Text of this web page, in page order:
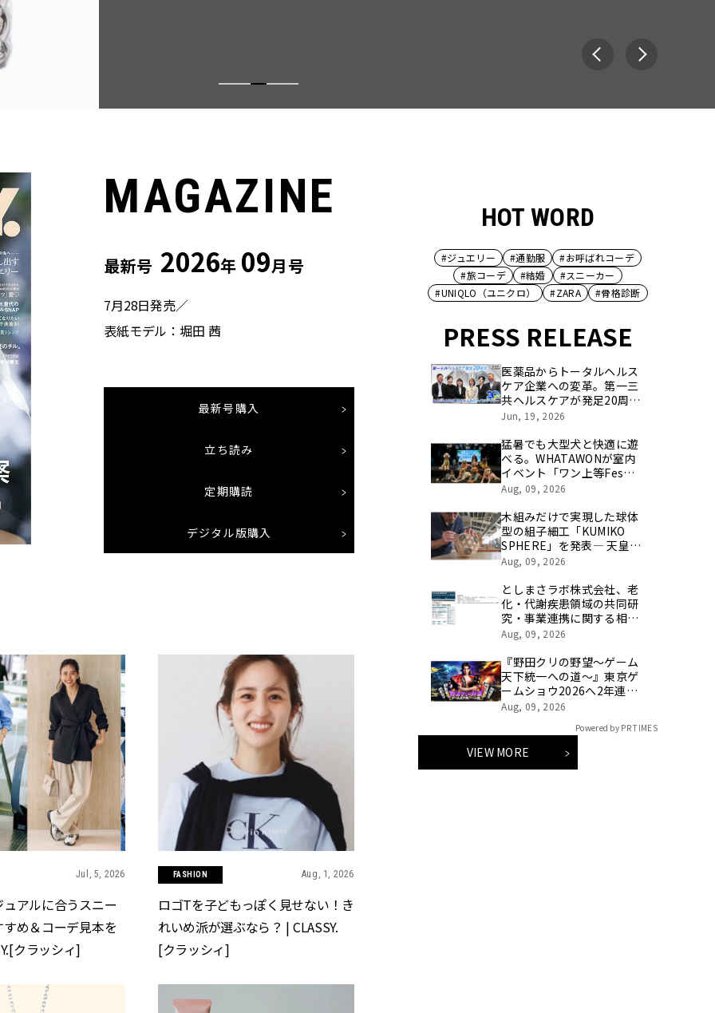
MAGAZINE
最新号 2026年 09月号
7月28日発売／
表紙モデル：堀田 茜
最新号購入
立ち読み
定期購読
デジタル版購入
Jul, 5, 2026
アルに合うスニー
め＆コーデ見本を
クラッシィ]
FASHION Aug, 1, 2026
ロゴTを子どもっぽく見せない！き
れいめ派が選ぶなら？ | CLASSY.
[クラッシィ]
HOT WORD
#ジュエリー #通勤服
#お呼ばれコーデ
#旅コーデ
#結婚
#スニーカー
#UNIQLO（ユニクロ）
#ZARA #骨格診断
PRESS RELEASE
医薬品からトータルヘルス
ケア企業への変革。第一三
共ヘルスケアが発足20周年
を記念し、製品開発・新カ
合時のエピソードを社員の
想いとともに振り返る特別
映像を公開！
Jun, 19, 2026
猛暑でも大型犬と快適に遊
べる。WHATAWONが室内
イベント「ワン上等Fes
Summer Party」を8月29
Aug, 09, 2026
木組みだけで実現した球体
型の組子細工「KUMIKO
SPHERE」を発表― 天皇杯
JFA 第106回全日本サッカ
アルにも採用 ―
Aug, 09, 2026
としまさラボ株式会社、老
化・代謝疾患領域の共同研
究・事業連携に関する相談
受付を開始
Aug, 09, 2026
『野田クリの野望～ゲーム
天下統一への道～』東京ゲ
ームショウ2026へ2年連続
出陣！開発中の番組オリジ
験！失敗したら即「打ち
首」！？しんや＆青木マッ
Aug, 09, 2026
Powered by PR TIMES
VIEW MORE